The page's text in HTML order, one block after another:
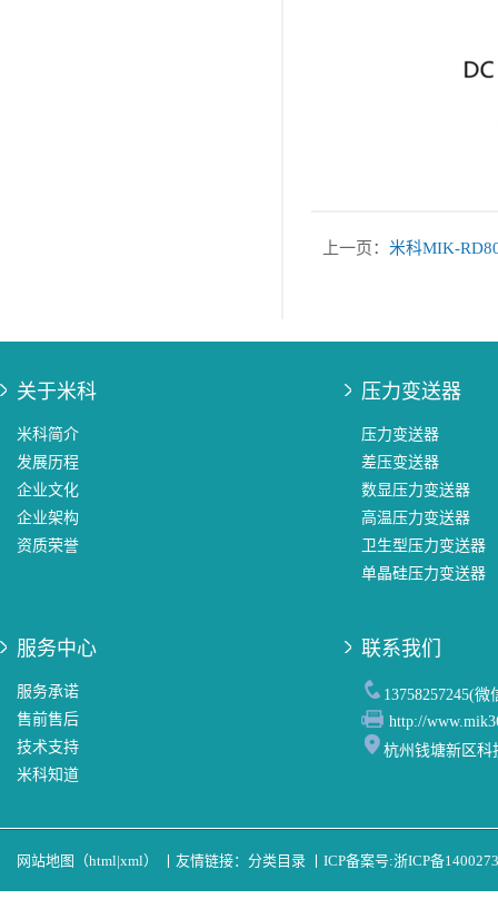
上一页： 米科MIK-
关于米科
米科简介
发展历程
企业文化
企业架构
资质荣誉
压力变送器
压力变送器
差压变送器
数显压力变送器
高温压力变送器
卫生型压力变送器
单晶硅压力变送器
服务中心
服务承诺
售前售后
技术支持
米科知道
联系我们
13758257245(微
http://
杭州钱塘新区科
网站地图（html|xml） 友情链接： 分类目录 ICP备案号:浙ICP备